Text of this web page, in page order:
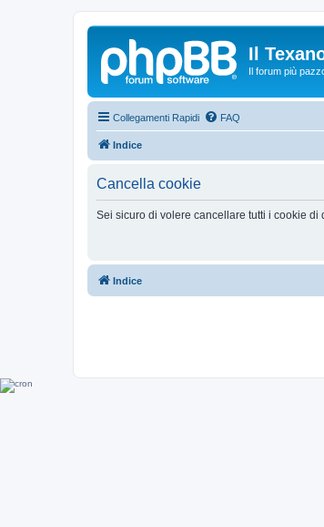
Il
Il forum più
Collegamenti Rapidi FAQ
Indice
Cancella cookie
Sei sicuro di volere cancellare tutti i cookie di
Indice